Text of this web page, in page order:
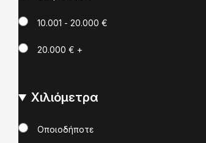
10.001 - 20.000 €
20.000 € +
Χιλιόμετρα
Χιλιόμετρα
Οποιοδήποτε